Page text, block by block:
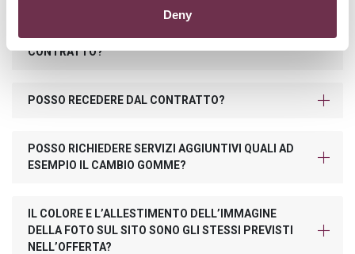
Deny
CONTRATTO?
POSSO RECEDERE DAL CONTRATTO?
POSSO RICHIEDERE SERVIZI AGGIUNTIVI QUALI AD
ESEMPIO IL CAMBIO GOMME?
IL COLORE E L’ALLESTIMENTO DELL’IMMAGINE
DELLA FOTO SUL SITO SONO GLI STESSI PREVISTI
NELL’OFFERTA?